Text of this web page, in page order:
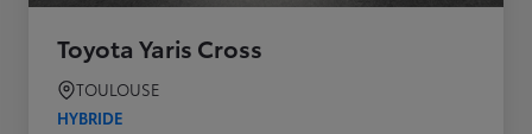
Toyota Yaris Cross
TOULOUSE
HYBRIDE